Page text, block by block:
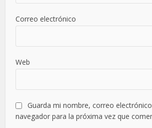
Correo electrónico
Web
Guarda mi nombre, correo
navegador para la próxima vez que